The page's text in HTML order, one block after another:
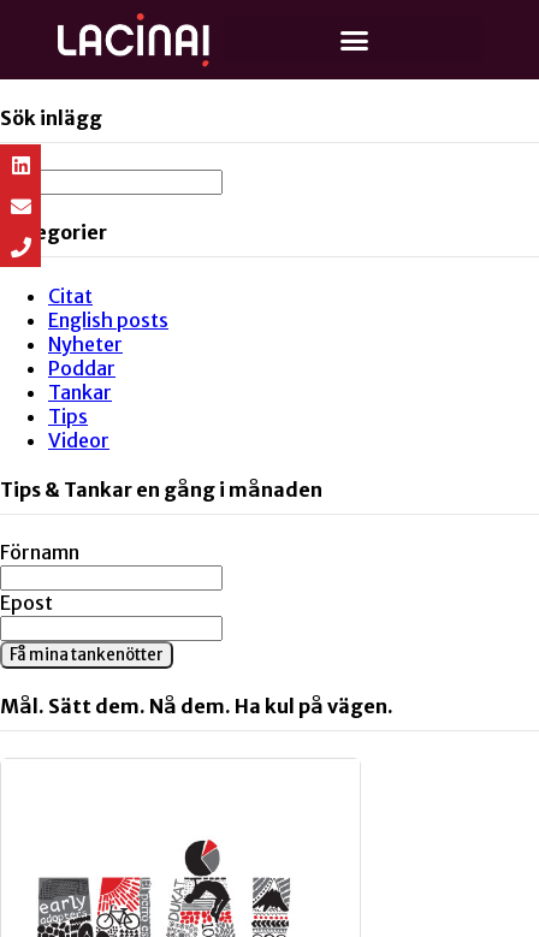
Sök inlägg
Kategorier
Citat
English posts
Nyheter
Poddar
Tankar
Tips
Videor
Tips & Tankar en gång i månaden
Förnamn
Epost
Få mina tankenötter
Mål. Sätt dem. Nå dem. Ha kul på vägen.